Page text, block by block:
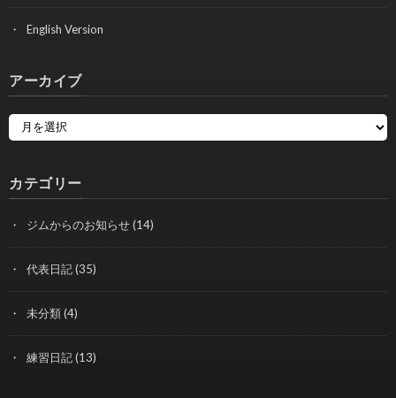
English Version
アーカイブ
カテゴリー
ジムからのお知らせ(14)
代表日記(35)
未分類(4)
練習日記(13)